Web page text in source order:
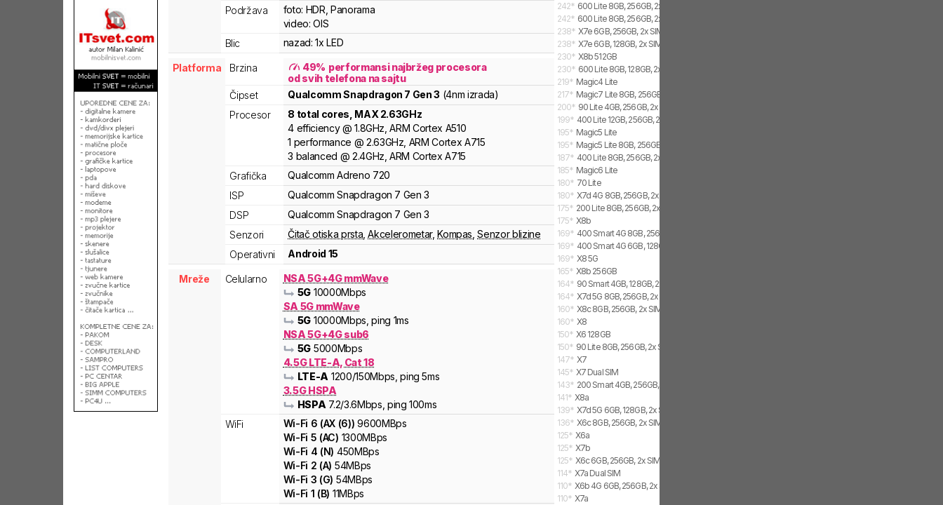
Podržava
foto: HDR, Panorama
video: OIS
Blic
nazad: 1x LED
Platforma Brzina 49% performansi najbržeg procesora
od svih telefona na sajtu
Čipset
QualcommSnapdragon 7 Gen 3 (4nm izrada)
Procesor
8 total cores , MAX 2.63GHz
4 efficiency @ 1.8GHz,ARM Cortex A510
1 performance @ 2.63GHz, ARM Cortex A715
3 balanced @ 2.4GHz,ARM Cortex A715
Grafička
Qualcomm Adreno 720
ISP
Qualcomm Snapdragon 7 Gen 3
DSP
Qualcomm Snapdragon 7 Gen 3
Senzori
Čitač otiska prsta ,Akcelerometar,Kompas ,Senzor blizine
Operativni
Android 15
Mreže Celularno
NSA 5G+4G mmWave
5G 10000Mbps
SA 5G mmWave
5G 10000Mbps , ping 1ms
NSA 5G+4G sub6
5G 5000Mbps
4.5G LTE-A, Cat 18
LTE-A 1200/150Mbps , ping 5ms
3.5G HSPA
HSPA 7.2/3.6Mbps , ping 100ms
WiFi
Wi-Fi 6 (AX (6)) 9600MBps
Wi-Fi 5 (AC) 1300MBps
Wi-Fi 4 (N) 450MBps
Wi-Fi 2 (A) 54MBps
Wi-Fi 3 (G) 54MBps
Wi-Fi 1 (B) 11MBps
242* 600 Lite 8GB, 256GB, 2x SIM
242* 600 Lite 8GB, 256GB, 2x SIM, 1x eSIM
238* X7e 6GB, 256GB, 2x SIM
238* X7e 6GB, 128GB, 2x SIM
230* X8b 512GB
230* 600 Lite 8GB, 128GB, 2x SIM, 1x eSIM
219* Magic4 Lite
217* Magic7 Lite 8GB, 256GB, 1x SIM, 1x eSIM
200* 90 Lite 4GB, 256GB, 2x SIM
199* 400 Lite 12GB, 256GB, 2x SIM
195* Magic5 Lite
195* Magic5 Lite 8GB, 256GB
187* 400 Lite 8GB, 256GB, 2x SIM
185* Magic6 Lite
180* 70 Lite
180* X7d 4G 8GB, 256GB, 2x SIM
175* 200 Lite 8GB, 256GB, 2x SIM
175* X8b
169* 400 Smart 4G 8GB, 256GB, 2x SIM
169* 400 Smart 4G 6GB, 128GB, 2x SIM
169* X8 5G
165* X8b 256GB
164* 90 Smart 4GB, 128GB, 2x SIM
164* X7d 5G 8GB, 256GB, 2x SIM
160* X8c 8GB, 256GB, 2x SIM
160* X8
150* X6 128GB
150* 90 Lite 8GB, 256GB, 2x SIM
147* X7
145* X7 Dual SIM
143* 200 Smart 4GB, 256GB, 2x SIM
141* X8a
139* X7d 5G 6GB, 128GB, 2x SIM
136* X6c 8GB, 256GB, 2x SIM
125* X6a
125* X7b
125* X6c 6GB, 256GB, 2x SIM
114* X7a Dual SIM
110* X6b 4G 6GB, 256GB, 2x SIM
110* X7a